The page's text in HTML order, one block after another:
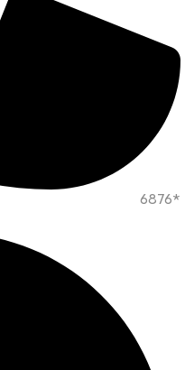
*6876